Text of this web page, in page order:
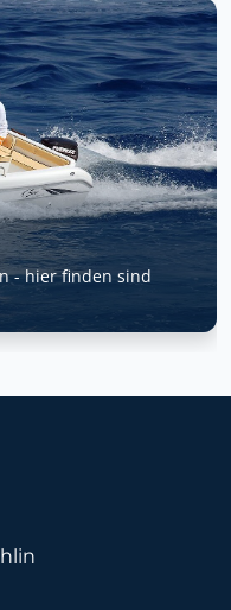
- hier finden sind